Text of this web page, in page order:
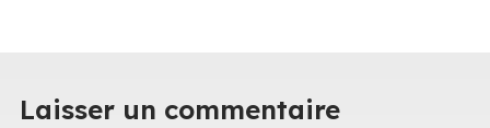
Laisser un commentaire